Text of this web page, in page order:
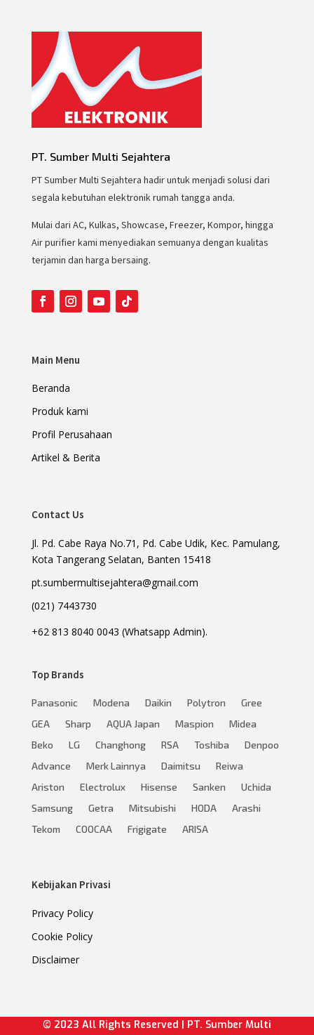
PT. Sumber Multi Sejahtera
PT Sumber Multi Sejahtera hadir untuk menjadi solusi dari
segala kebutuhan elektronik rumah tangga anda.
Mulai dari AC, Kulkas, Showcase, Freezer, Kompor, hingga
Air purifier kami menyediakan semuanya dengan kualitas
terjamin dan harga bersaing.
Main Menu
Beranda
Produk kami
Profil Perusahaan
Artikel & Berita
Contact Us
Jl. Pd. Cabe Raya No.71, Pd. Cabe Udik, Kec. Pamulang,
Kota Tangerang Selatan, Banten 15418
pt.sumbermultisejahtera@gmail.com
(021) 7443730
+62 813 8040 0043 (Whatsapp Admin).
Top Brands
Panasonic Modena Daikin Polytron
Gree
GEA
Sharp AQUA Japan Maspion
Midea
Beko
LG Changhong RSA Toshiba
Denpoo
Advance
Merk Lainnya Daimitsu
Reiwa
Ariston
Electrolux Hisense Sanken
Uchida
Samsung
Getra Mitsubishi HODA
Arashi
Tekom
COOCAA Frigigate ARISA
Kebijakan Privasi
Privacy Policy
Cookie Policy
Disclaimer
© 2023 All Rights Reserved | PT. Sumber Multi